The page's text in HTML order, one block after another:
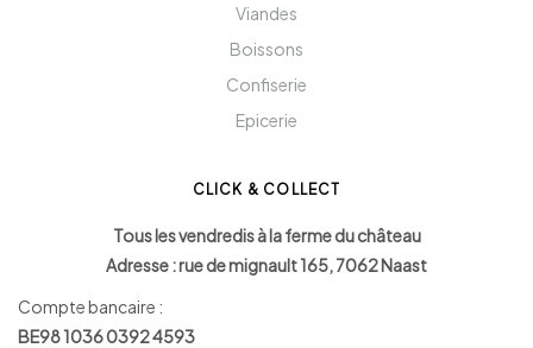
Viandes
Boissons
Confiserie
Epicerie
CLICK & COLLECT
Tous les vendredis à la ferme du château
Adresse : rue de mignault 165, 7062 Naast
Compte bancaire :
BE98 1036 0392 4593